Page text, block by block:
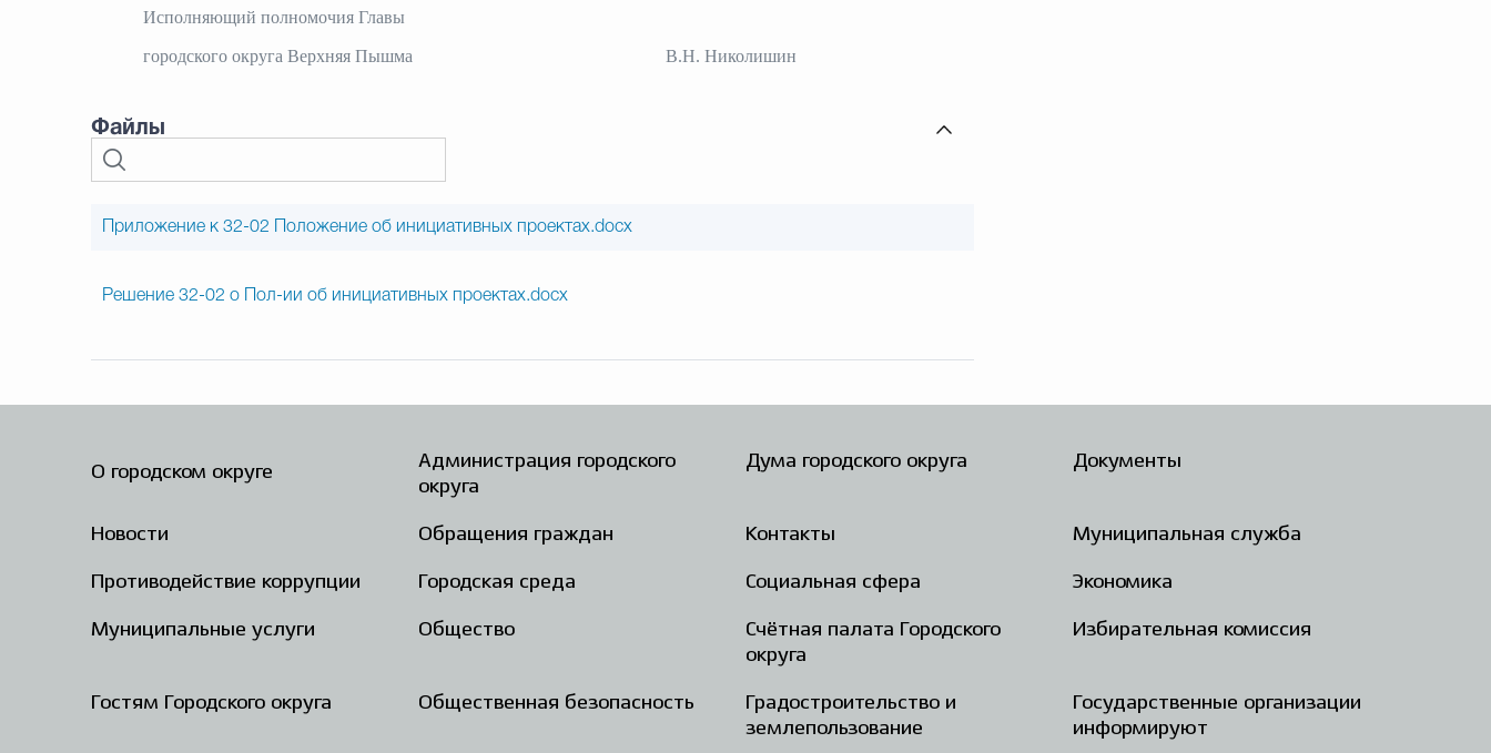
Исполняющий полномочия Главы
городского округа Верхняя Пышма В.Н. Николишин
Файлы
Приложение к 32-02 Положение об инициативных проектах.docx
Решение 32-02 о Пол-ии об инициативных проектах.docx
О городском округе
Администрация городского
округа
Дума городского округа Документы
Новости Обращения граждан Контакты Муниципальная служба
Противодействие коррупции Городская среда Социальная сфера Экономика
Муниципальные услуги Общество
Счётная палата Городского
округа
Избирательная комиссия
Гостям Городского округа Общественная безопасность
Градостроительство и
землепользование
Государственные организации
информируют